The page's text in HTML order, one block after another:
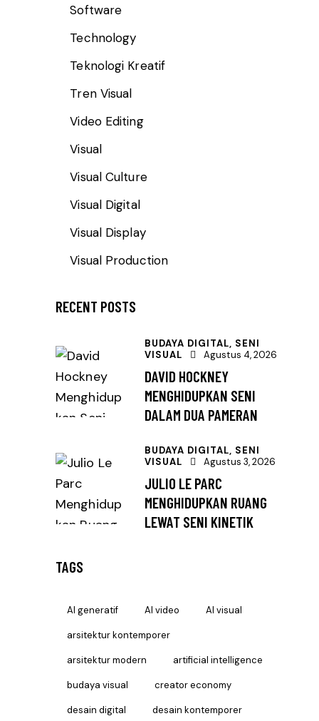
Software
Technology
Teknologi Kreatif
Tren Visual
Video Editing
Visual
Visual Culture
Visual Digital
Visual Display
Visual Production
RECENT POSTS
BUDAYA DIGITAL, SENI
VISUAL
Agustus 4, 2026
DAVID HOCKNEY
MENGHIDUPKAN SENI
DALAM DUA PAMERAN
BUDAYA DIGITAL, SENI
VISUAL
Agustus 3, 2026
JULIO LE PARC
MENGHIDUPKAN RUANG
LEWAT SENI KINETIK
TAGS
AI generatif AI video AI visual
arsitektur kontemporer
arsitektur modern artificial intelligence
budaya visual creator economy
desain digital desain kontemporer